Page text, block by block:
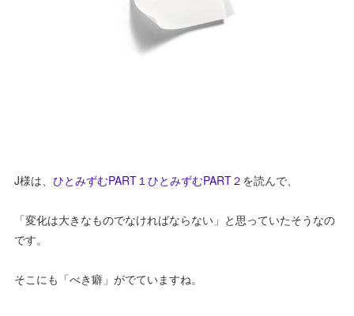
J様は、ひとみずむPART１ひとみずむPART２ を読んで、
「変化は大きなものでなければならない」と思っていたそうなの
です。
そこにも「べき癖」がでていますね。